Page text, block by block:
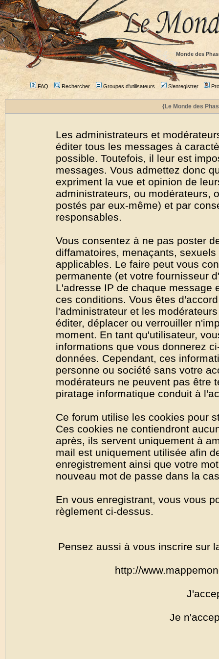
Monde des
FAQ Rechercher Groupes d'utilisateurs S'enregistrer
{Le Monde des
Les administrateurs et
éditer tous les messages à
possible. Toutefois, il leur est
messages. Vous admettez donc
expriment la vue et opinion de
administrateurs, ou modérateurs,
postés par eux-même) et par
responsables.
Vous consentez à ne pas poster
diffamatoires, menaçants,
applicables. Le faire peut vous
permanente (et votre fournisseur
L'adresse IP de chaque message
ces conditions. Vous êtes
l'administrateur et les
éditer, déplacer ou verrouiller
moment. En tant qu'utilisateur,
informations que vous donnerez
données. Cependant, ces
personne ou société sans votre
modérateurs ne peuvent pas être
piratage informatique conduit à
Ce forum utilise les cookies pour
Ces cookies ne contiendront
après, ils servent uniquement à
mail est uniquement utilisée afin
enregistrement ainsi que votre
nouveau mot de passe dans la
En vous enregistrant, vous vous
règlement ci-dessus.
Pensez aussi à vous inscrire sur
http://
Je